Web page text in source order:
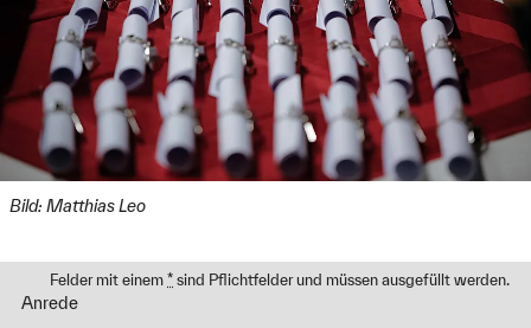
Bild: Matthias Leo
Felder mit einem* sind Pflichtfelder und müssen ausgefüllt werden.
Anrede